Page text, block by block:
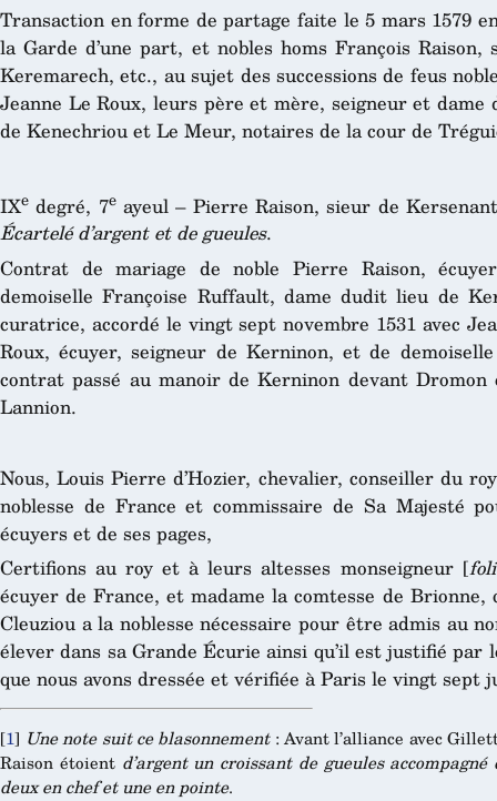
Transaction en forme de partage faite le 5 mars 1579
la Garde d’une part, et nobles homs François
Keremarech, etc., au sujet des successions de feus
Jeanne Le Roux, leurs père et mère, seigneur et dame
de Kenechriou et Le Meur, notaires de la cour de
IXe degré, 7eayeul – Pierre Raison, sieur de
Écartelé d’argent et de gueules.
Contrat de mariage de noble Pierre Raison,
demoiselle Françoise Ruffault, dame dudit lieu de
curatrice, accordé le vingt sept novembre 1531 avec
Roux, écuyer, seigneur de Kerninon, et de
contrat passé au manoir de Kerninon devant
Lannion.
Nous, Louis Pierre d’Hozier, chevalier, conseiller du
noblesse de France et commissaire de Sa Majesté
écuyers et de ses pages,
Certifions au roy et à leurs altesses monseigneur [
écuyer de France, et madame la comtesse de Brionne,
Cleuziou a la noblesse nécessaire pour être admis au
élever dans sa Grande Écurie ainsi qu’il est justifié par
que nous avons dressée et vérifiée à Paris le vingt
[1] Une note suit ce blasonnement: Avant l’alliance avec
Raison étoient d’argent un croissant de gueules
deux en chef et une en pointe.